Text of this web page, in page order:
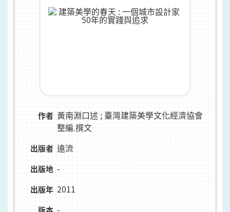
作者 黃南淵口述 ; 臺灣建築美學文化經濟協會
整編.撰文
出版者 遠流
出版地 -
出版年 2011
-